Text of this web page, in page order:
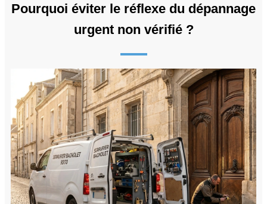
Pourquoi éviter le réflexe du dépannage
urgent non vérifié ?